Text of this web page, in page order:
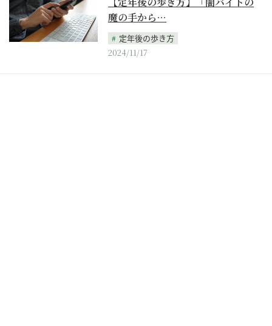
魔の手から…
定年後の歩き方
2024/11/17